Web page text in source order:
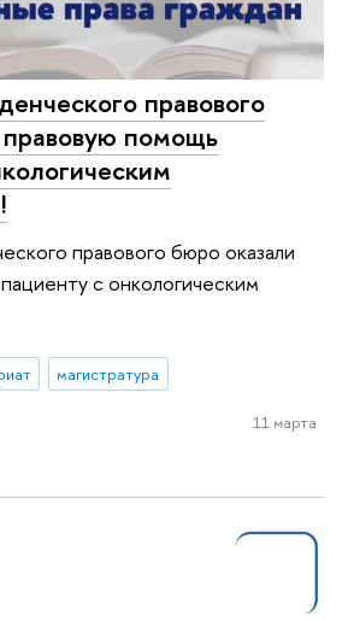
правового
помощь
правового бюро оказали
с онкологическим
магистратура
11 марта